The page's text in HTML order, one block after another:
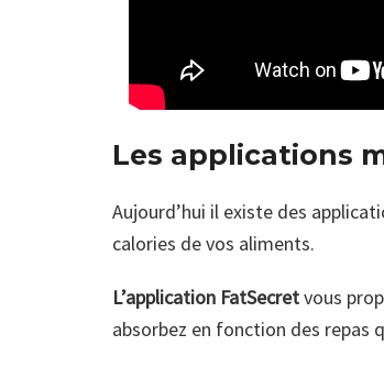
Les applications
Aujourd’hui il existe des
calories de vos aliments.
L’application FatSecretvous
absorbez en fonction des repas